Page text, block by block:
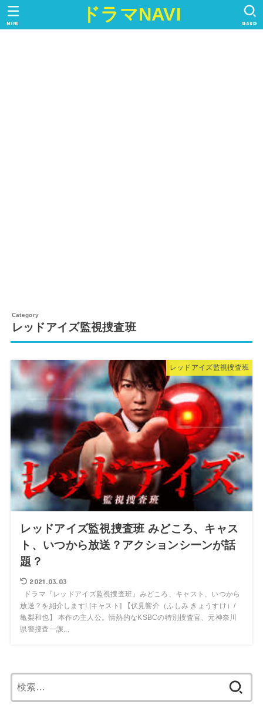
ドラマNAVI SEARCH
MENU
レッドアイズ監視捜査班
レッドアイズ監視捜査班
レッドアイズ監視捜査班 みどころ、キャス
ト、いつから放送？アクションシーンが話
題？
2021.03.03
ドラマ『レッドアイズ監視捜査班』みどころ、キャスト、いつから
放送？を紹介します! [キャスト] 【伏見響介（ふしみ きょうすけ）/
亀梨和也】 本作の主人公。情熱的なKSBCの特別捜査官、元神奈川
県警捜査一課...
索: